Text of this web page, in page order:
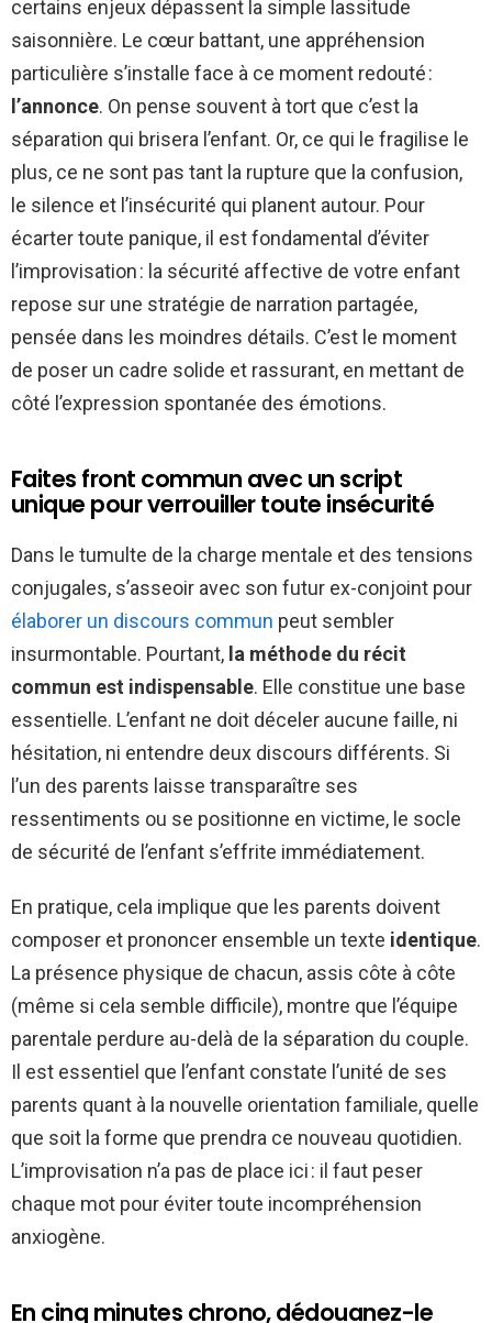
certains enjeux dépassent la simple lassitude
saisonnière. Le cœur battant, une appréhension
particulière s’installe face à ce moment redouté :
l’annonce. On pense souvent à tort que c’est la
séparation qui brisera l’enfant. Or, ce qui le fragilise le
plus, ce ne sont pas tant la rupture que la confusion,
le silence et l’insécurité qui planent autour. Pour
écarter toute panique, il est fondamental d’éviter
l’improvisation : la sécurité affective de votre enfant
repose sur une stratégie de narration partagée,
pensée dans les moindres détails. C’est le moment
de poser un cadre solide et rassurant, en mettant de
côté l’expression spontanée des émotions.
Faites front commun avec un script
unique pour verrouiller toute insécurité
Dans le tumulte de la charge mentale et des tensions
conjugales, s’asseoir avec son futur ex-conjoint pour
élaborer un discours commun peut sembler
insurmontable. Pourtant, la méthode du récit
commun est indispensable. Elle constitue une base
essentielle. L’enfant ne doit déceler aucune faille, ni
hésitation, ni entendre deux discours différents. Si
l’un des parents laisse transparaître ses
ressentiments ou se positionne en victime, le socle
de sécurité de l’enfant s’effrite immédiatement.
En pratique, cela implique que les parents doivent
composer et prononcer ensemble un texte identique.
La présence physique de chacun, assis côte à côte
(même si cela semble difficile), montre que l’équipe
parentale perdure au-delà de la séparation du couple.
Il est essentiel que l’enfant constate l’unité de ses
parents quant à la nouvelle orientation familiale, quelle
que soit la forme que prendra ce nouveau quotidien.
L’improvisation n’a pas de place ici : il faut peser
chaque mot pour éviter toute incompréhension
anxiogène.
En cinq minutes chrono, dédouanez-le